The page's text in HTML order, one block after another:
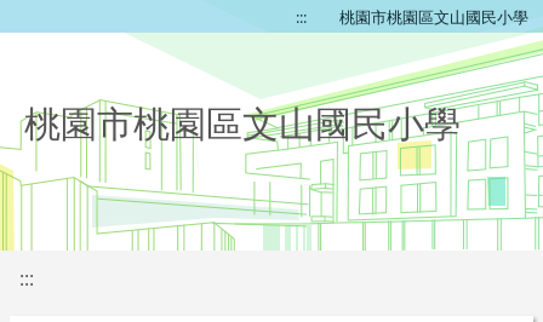
::: 桃園市桃園區文山國民小學
桃園市桃園區文山國民小學
:::